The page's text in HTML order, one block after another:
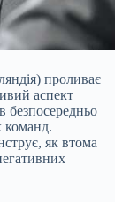
проливає
аспект
безпосередньо
команд.
як втома